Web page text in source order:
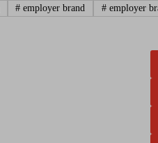
# employer brand # employer